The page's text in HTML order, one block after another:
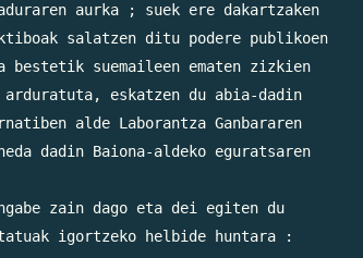
aurka ; suek ere dakartzaken
salatzen ditu podere publikoen
suemaileen ematen zizkien
eskatzen du abia-dadin
alde Laborantza Ganbararen
dadin Baiona-aldeko eguratsaren
zain dago eta dei egiten du